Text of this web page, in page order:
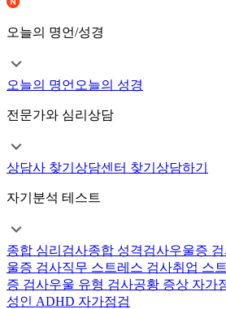
오늘의 명언/성경
오늘의 명언 오늘의 성경
전문가와 심리상담
상담사 찾기 상담센터 찾기 상담하기
자기분석 테스트
종합 심리검사종합 성격검사우울증
울증 검사직무 스트레스 검사취업 스
증 검사우울 유형 검사공황 증상 자가
성인 ADHD 자가점검